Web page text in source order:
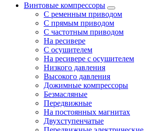
Винтовые компрессоры
С ременным приводом
С прямым приводом
С частотным приводом
На ресивере
С осушителем
На ресивере с осушителем
Низкого давления
Высокого давления
Дожимные компрессоры
Безмасляные
Передвижные
На постоянных магнитах
Двухступенчатые